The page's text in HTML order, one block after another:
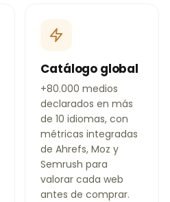
Catálogo global
+80.000 medios
declarados en más
de 10 idiomas, con
métricas integradas
de Ahrefs, Moz y
Semrush para
valorar cada web
antes de comprar.